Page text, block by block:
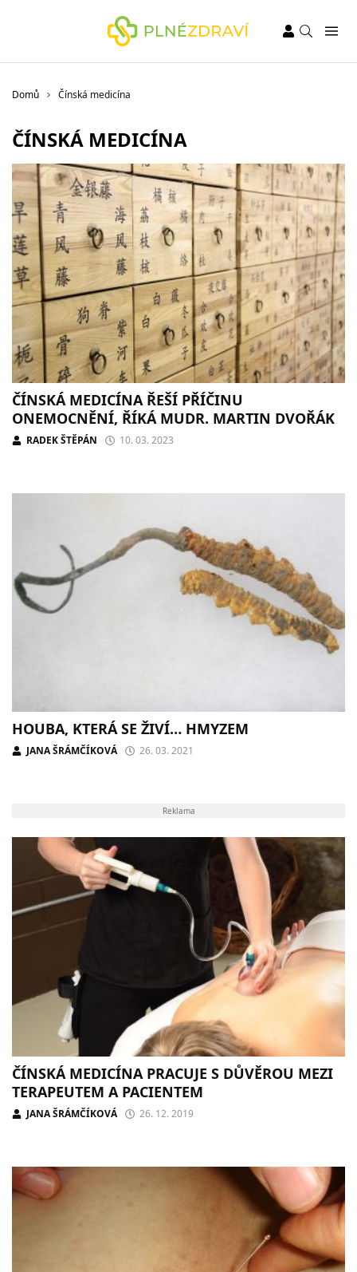
Domů Čínská medicína
ČÍNSKÁ MEDICÍNA
ČÍNSKÁ MEDICÍNA ŘEŠÍ PŘÍČINU
ONEMOCNĚNÍ, ŘÍKÁ MUDR. MARTIN DVOŘÁK
RADEK ŠTĚPÁN 10. 03. 2023
HOUBA, KTERÁ SE ŽIVÍ… HMYZEM
JANA ŠRÁMČÍKOVÁ 26. 03. 2021
Reklama
ČÍNSKÁ MEDICÍNA PRACUJE S DŮVĚROU MEZI
TERAPEUTEM A PACIENTEM
JANA ŠRÁMČÍKOVÁ 26. 12. 2019